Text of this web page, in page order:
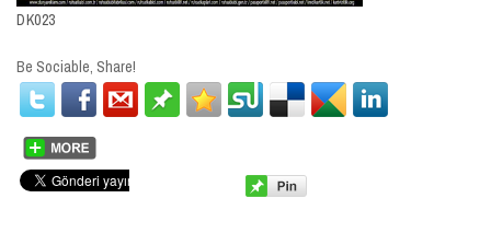
DK023
Be Sociable, Share!